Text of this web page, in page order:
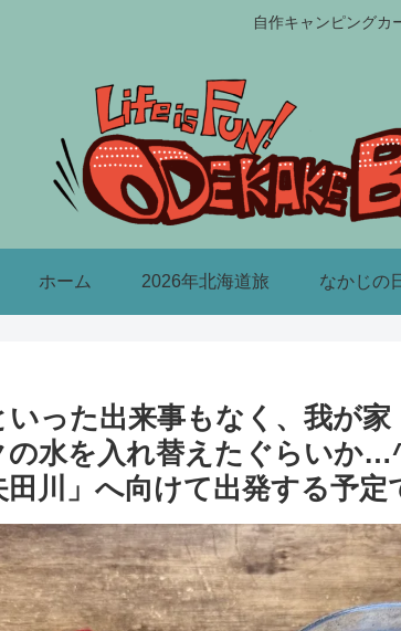
自作キャンピングカ
ホーム 2026年北海道旅 なかじの
った出来事もなく、我が
の水を入れ替えたぐらいか
川」へ向けて出発する予定